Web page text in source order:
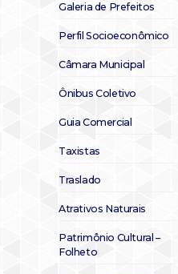
Galeria de Prefeitos
Perfil Socioeconômico
Câmara Municipal
Ônibus Coletivo
Guia Comercial
Taxistas
Traslado
Atrativos Naturais
Patrimônio Cultural –
Folheto